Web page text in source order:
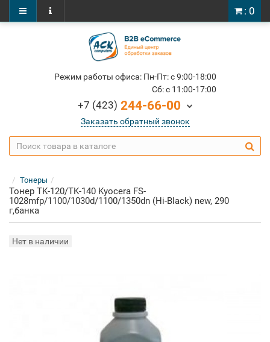
: 0
Режим работы офиса: Пн-Пт: c 9:00-18:00
Cб: c 11:00-17:00
+7 (423) 244-66-00
Заказать обратный звонок
Тонеры
Тонер TK-120/TK-140 Kyocera FS-
1028mfp/1100/1030d/1100/1350dn (Hi-Black) new, 290
г,банка
Нет в наличии